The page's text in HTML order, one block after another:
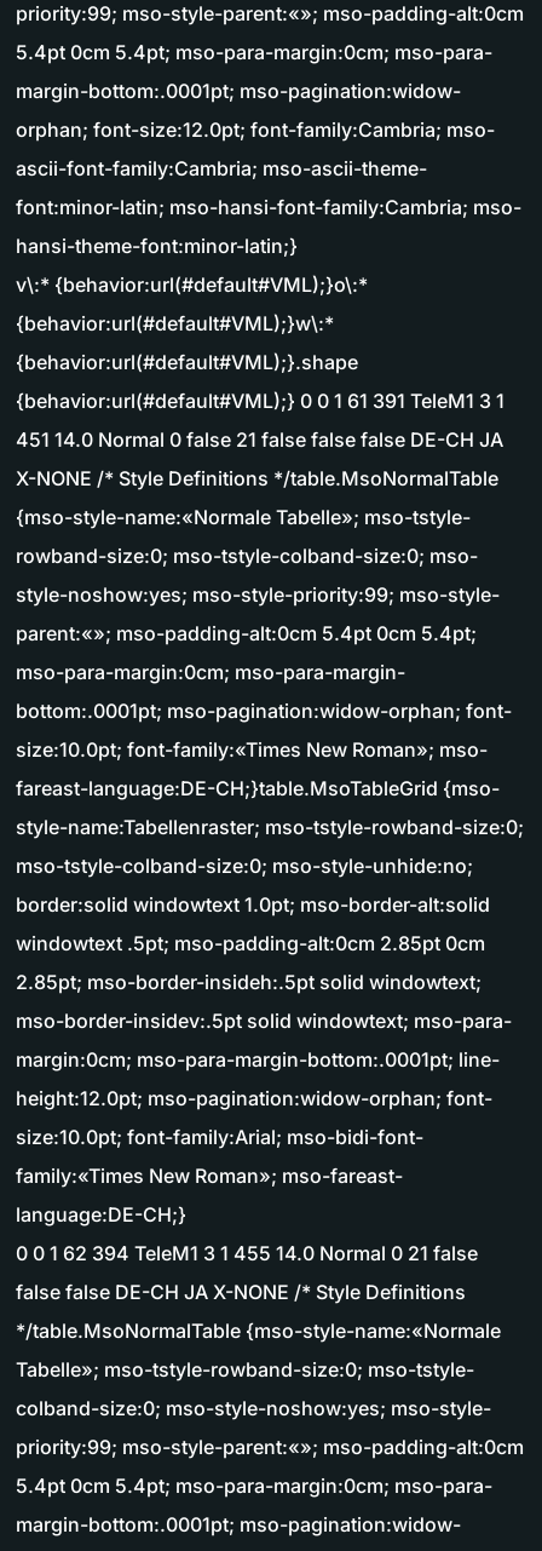
priority:99; mso-style-parent:«»; mso-padding-alt:0cm
5.4pt 0cm 5.4pt; mso-para-margin:0cm; mso-para-
margin-bottom:.0001pt; mso-pagination:widow-
orphan; font-size:12.0pt; font-family:Cambria; mso-
ascii-font-family:Cambria; mso-ascii-theme-
font:minor-latin; mso-hansi-font-family:Cambria; mso-
hansi-theme-font:minor-latin;}
v\:* {behavior:url(#default#VML);}o\:*
{behavior:url(#default#VML);}w\:*
{behavior:url(#default#VML);}.shape
{behavior:url(#default#VML);} 0 0 1 61 391 TeleM1 3 1
451 14.0 Normal 0 false 21 false false false DE-CH JA
X-NONE /* Style Definitions */table.MsoNormalTable
{mso-style-name:«Normale Tabelle»; mso-tstyle-
rowband-size:0; mso-tstyle-colband-size:0; mso-
style-noshow:yes; mso-style-priority:99; mso-style-
parent:«»; mso-padding-alt:0cm 5.4pt 0cm 5.4pt;
mso-para-margin:0cm; mso-para-margin-
bottom:.0001pt; mso-pagination:widow-orphan; font-
size:10.0pt; font-family:«Times New Roman»; mso-
fareast-language:DE-CH;}table.MsoTableGrid {mso-
style-name:Tabellenraster; mso-tstyle-rowband-size:0;
mso-tstyle-colband-size:0; mso-style-unhide:no;
border:solid windowtext 1.0pt; mso-border-alt:solid
windowtext .5pt; mso-padding-alt:0cm 2.85pt 0cm
2.85pt; mso-border-insideh:.5pt solid windowtext;
mso-border-insidev:.5pt solid windowtext; mso-para-
margin:0cm; mso-para-margin-bottom:.0001pt; line-
height:12.0pt; mso-pagination:widow-orphan; font-
size:10.0pt; font-family:Arial; mso-bidi-font-
family:«Times New Roman»; mso-fareast-
language:DE-CH;}
0 0 1 62 394 TeleM1 3 1 455 14.0 Normal 0 21 false
false false DE-CH JA X-NONE /* Style Definitions
*/table.MsoNormalTable {mso-style-name:«Normale
Tabelle»; mso-tstyle-rowband-size:0; mso-tstyle-
colband-size:0; mso-style-noshow:yes; mso-style-
priority:99; mso-style-parent:«»; mso-padding-alt:0cm
5.4pt 0cm 5.4pt; mso-para-margin:0cm; mso-para-
margin-bottom:.0001pt; mso-pagination:widow-